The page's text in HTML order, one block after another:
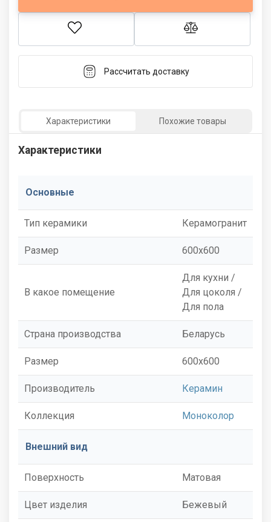
Рассчитать доставку
Характеристики Похожие товары
Характеристики
Основные
Тип керамики Керамогранит
Размер 600x600
В какое помещение
Для кухни /
Для цоколя /
Для пола
Страна производства Беларусь
Размер 600x600
Производитель Керамин
Коллекция Моноколор
Внешний вид
Поверхность Матовая
Цвет изделия Бежевый